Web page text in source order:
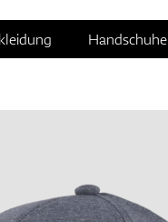
Handschuhe